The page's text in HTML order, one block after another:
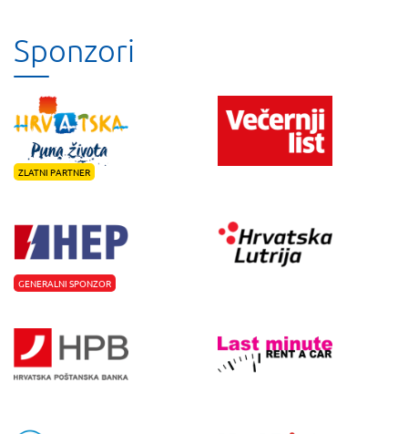
Sponzori
ZLATNI PARTNER
GENERALNI SPONZOR